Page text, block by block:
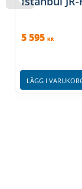
5 595 KR
LÄGG I